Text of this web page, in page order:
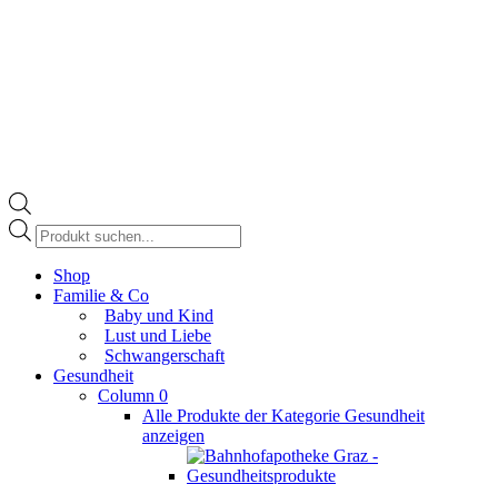
Products
search
page
opens
Shop
Familie & Co
Baby und Kind
Lust und Liebe
Schwangerschaft
Gesundheit
Column 0
Alle Produkte der Kategorie Gesundheit
anzeigen